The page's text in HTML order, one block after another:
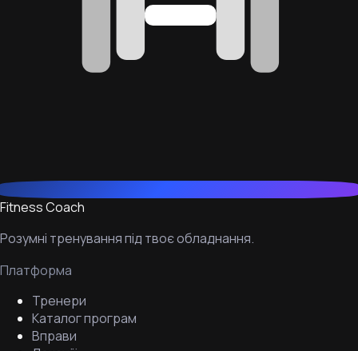
Fitness Coach
Розумні тренування під твоє обладнання.
Платформа
Тренери
Каталог програм
Вправи